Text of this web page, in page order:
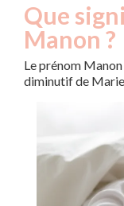
Que
Manon ?
Le prénom
diminutif de